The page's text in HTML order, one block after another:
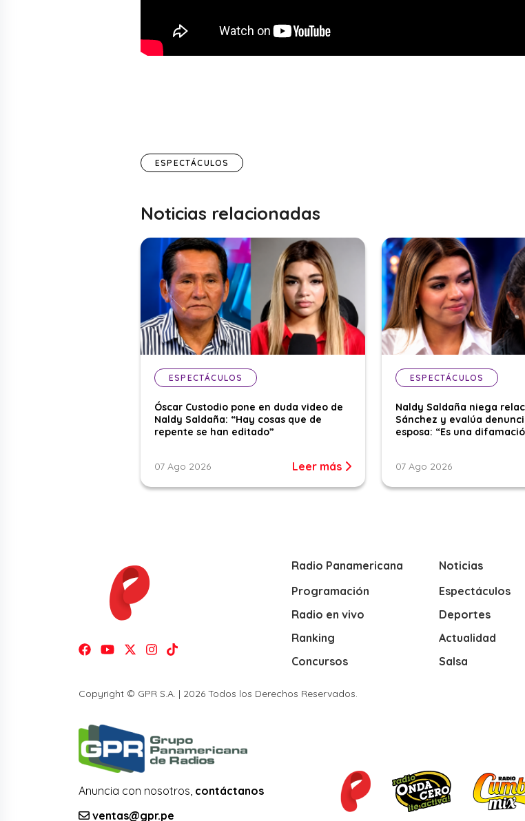
ESPECTÁCULOS
Noticias relacionadas
ESPECTÁCULOS
Óscar Custodio pone en duda video de
Naldy Saldaña: “Hay cosas que de
repente se han editado”
07 Ago 2026 Leer más
ESPECTÁCULOS
Naldy Saldaña niega
Sánchez y evalúa
esposa: “Es una
07 Ago 2026
Radio Panamericana
Programación
Radio en vivo
Ranking
Concursos
Noticias
Espectáculos
Deportes
Actualidad
Salsa
Copyright © GPR S.A. | 2026 Todos los Derechos Reservados.
Anuncia con nosotros, contáctanos
ventas@gpr.pe